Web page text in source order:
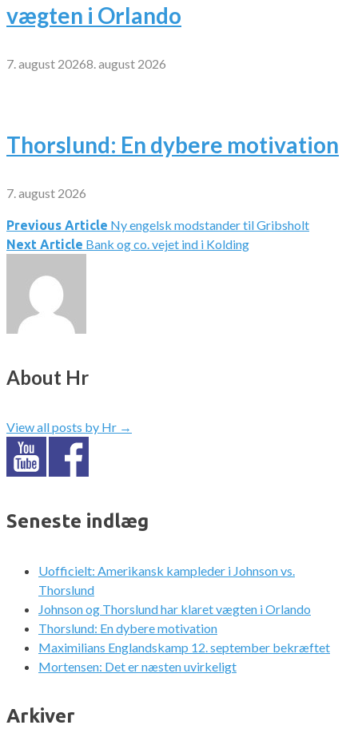
vægten i Orlando
7. august 20268. august 2026
Thorslund: En dybere motivation
7. august 2026
Indlægsnavigation
Previous Article Ny engelsk modstander til Gribsholt
Next Article Bank og co. vejet ind i Kolding
About Hr
View all posts by Hr →
Seneste indlæg
Uofficielt: Amerikansk kampleder i Johnson vs.
Thorslund
Johnson og Thorslund har klaret vægten i Orlando
Thorslund: En dybere motivation
Maximilians Englandskamp 12. september bekræftet
Mortensen: Det er næsten uvirkeligt
Arkiver